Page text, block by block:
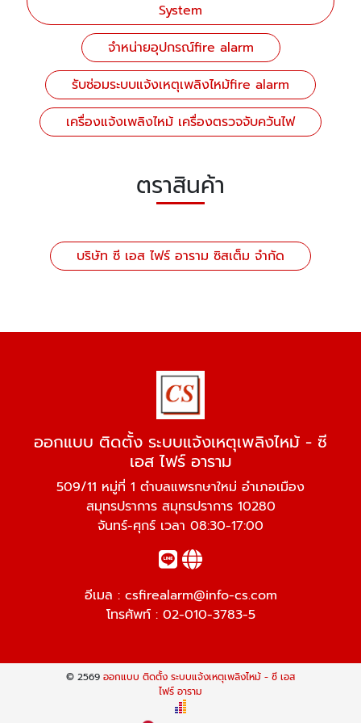
System
จำหน่ายอุปกรณ์fire alarm
รับซ่อมระบบแจ้งเหตุเพลิงไหม้fire alarm
เครื่องแจ้งเพลิงไหม้ เครื่องตรวจจับควันไฟ
ตราสินค้า
บริษัท ซี เอส ไฟร์ อาราม ซิสเต็ม จำกัด
ออกแบบ ติดตั้ง ระบบแจ้งเหตุเพลิงไหม้ - ซี
เอส ไฟร์ อาราม
509/11 หมู่ที่ 1 ตำบลแพรกษาใหม่ อำเภอเมือง
สมุทรปราการ สมุทรปราการ 10280
จันทร์-ศุกร์ เวลา 08:30-17:00
อีเมล : csfirealarm@info-cs.com
โทรศัพท์ : 02-010-3783-5
© 2569 ออกแบบ ติดตั้ง ระบบแจ้งเหตุเพลิงไหม้ - ซี เอส
ไฟร์ อาราม